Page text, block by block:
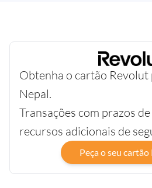
Obtenha o cartão Revolut
Nepal.
Transações com prazos
recursos adicionais de
Peça o seu